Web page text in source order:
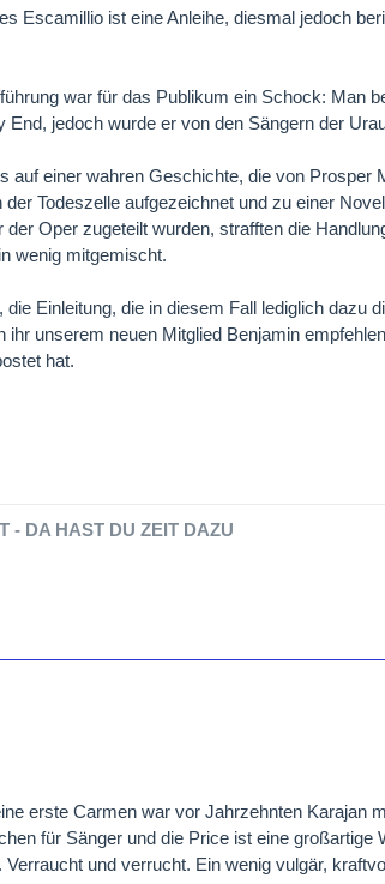
Escamillio ist eine Anleihe, diesmal jedoch
war für das Publikum ein Schock: Man
End, jedoch wurde er von den Sängern der
auf einer wahren Geschichte, die von
Todeszelle aufgezeichnet und zu einer
der Oper zugeteilt wurden, strafften die
wenig mitgemischt.
die Einleitung, die in diesem Fall lediglich dazu
ihr unserem neuen Mitglied Benjamin
hat.
- DA HAST DU ZEIT DAZU
erste Carmen war vor Jahrzehnten Karajan
für Sänger und die Price ist eine
Verraucht und verrucht. Ein wenig vulgär,